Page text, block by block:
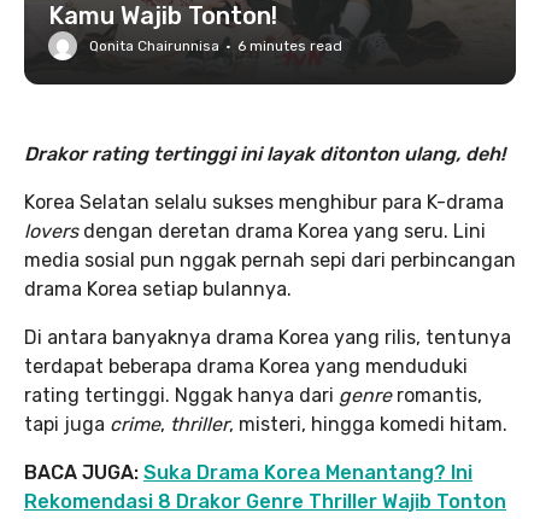
Kamu Wajib Tonton!
Qonita Chairunnisa · 6 minutes read
Drakor rating tertinggi ini layak ditonton ulang, deh!
Korea Selatan selalu sukses menghibur para K-drama
loversdengan deretan drama Korea yang seru. Lini
media sosial pun nggak pernah sepi dari perbincangan
drama Korea setiap bulannya.
Di antara banyaknya drama Korea yang rilis, tentunya
terdapat beberapa drama Korea yang menduduki
rating tertinggi. Nggak hanya dari genreromantis,
tapi juga crime, thriller, misteri, hingga komedi hitam.
BACA JUGA: Suka Drama Korea Menantang? Ini
Rekomendasi 8 Drakor Genre Thriller Wajib Tonton